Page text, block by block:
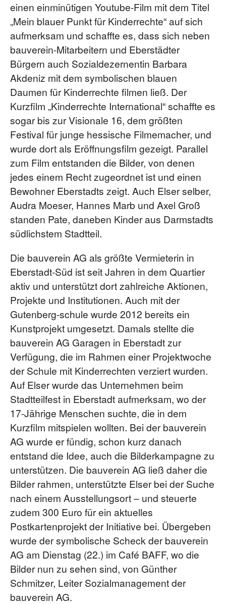
einen einminütigen Youtube-Film mit dem Titel
„Mein blauer Punkt für Kinderrechte“ auf sich
aufmerksam und schaffte es, dass sich neben
bauverein-Mitarbeitern und Eberstädter
Bürgern auch Sozialdezernentin Barbara
Akdeniz mit dem symbolischen blauen
Daumen für Kinderrechte filmen ließ. Der
Kurzfilm „Kinderrechte International“ schaffte es
sogar bis zur Visionale 16, dem größten
Festival für junge hessische Filmemacher, und
wurde dort als Eröffnungsfilm gezeigt. Parallel
zum Film entstanden die Bilder, von denen
jedes einem Recht zugeordnet ist und einen
Bewohner Eberstadts zeigt. Auch Elser selber,
Audra Moeser, Hannes Marb und Axel Groß
standen Pate, daneben Kinder aus Darmstadts
südlichstem Stadtteil.
Die bauverein AG als größte Vermieterin in
Eberstadt-Süd ist seit Jahren in dem Quartier
aktiv und unterstützt dort zahlreiche Aktionen,
Projekte und Institutionen. Auch mit der
Gutenberg-schule wurde 2012 bereits ein
Kunstprojekt umgesetzt. Damals stellte die
bauverein AG Garagen in Eberstadt zur
Verfügung, die im Rahmen einer Projektwoche
der Schule mit Kinderrechten verziert wurden.
Auf Elser wurde das Unternehmen beim
Stadtteilfest in Eberstadt aufmerksam, wo der
17-Jährige Menschen suchte, die in dem
Kurzfilm mitspielen wollten. Bei der bauverein
AG wurde er fündig, schon kurz danach
entstand die Idee, auch die Bilderkampagne zu
unterstützen. Die bauverein AG ließ daher die
Bilder rahmen, unterstützte Elser bei der Suche
nach einem Ausstellungsort – und steuerte
zudem 300 Euro für ein aktuelles
Postkartenprojekt der Initiative bei. Übergeben
wurde der symbolische Scheck der bauverein
AG am Dienstag (22.) im Café BAFF, wo die
Bilder nun zu sehen sind, von Günther
Schmitzer, Leiter Sozialmanagement der
bauverein AG.